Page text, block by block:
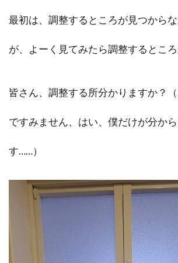
最初は、調整するところが見つから
が、よーく見てみたら調整するところ
皆さん、調整する所分かりますか？
ですみません、はい、僕だけが分か
す……）